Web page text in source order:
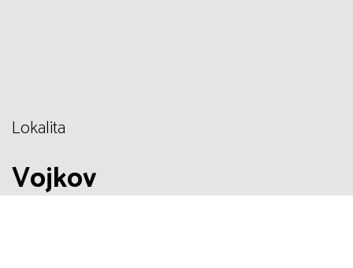
Lokalita
Vojkov